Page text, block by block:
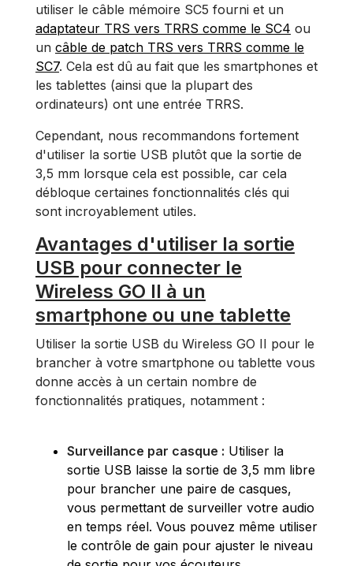
utiliser le câble mémoire SC5 fourni et un
adaptateur TRS vers TRRS comme le SC4 ou
un câble de patch TRS vers TRRS comme le
SC7. Cela est dû au fait que les smartphones et
les tablettes (ainsi que la plupart des
ordinateurs) ont une entrée TRRS.
Cependant, nous recommandons fortement
d'utiliser la sortie USB plutôt que la sortie de
3,5 mm lorsque cela est possible, car cela
débloque certaines fonctionnalités clés qui
sont incroyablement utiles.
Avantages d'utiliser la sortie
USB pour connecter le
Wireless GO II à un
smartphone ou une tablette
Utiliser la sortie USB du Wireless GO II pour le
brancher à votre smartphone ou tablette vous
donne accès à un certain nombre de
fonctionnalités pratiques, notamment :
Surveillance par casque : Utiliser la
sortie USB laisse la sortie de 3,5 mm libre
pour brancher une paire de casques,
vous permettant de surveiller votre audio
en temps réel. Vous pouvez même utiliser
le contrôle de gain pour ajuster le niveau